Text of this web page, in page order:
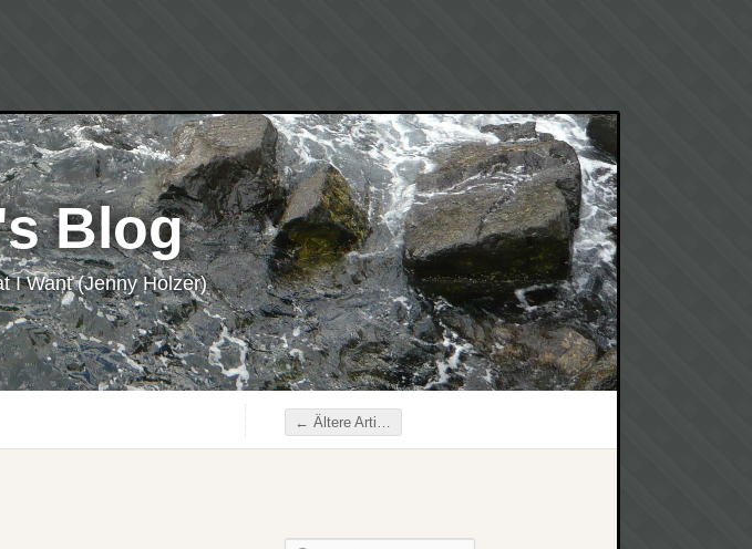
Blog
I Want (Jenny Holzer)
Beitragsnavigation
← Ältere Artikel